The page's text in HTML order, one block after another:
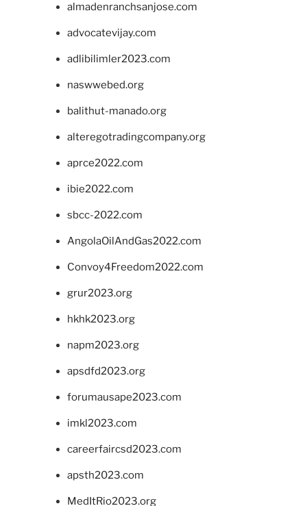
almadenranchsanjose.com
advocatevijay.com
adlibilimler2023.com
naswwebed.org
balithut-manado.org
alteregotradingcompany.org
aprce2022.com
ibie2022.com
sbcc-2022.com
AngolaOilAndGas2022.com
Convoy4Freedom2022.com
grur2023.org
hkhk2023.org
napm2023.org
apsdfd2023.org
forumausape2023.com
imkl2023.com
careerfaircsd2023.com
apsth2023.com
MedItRio2023.org